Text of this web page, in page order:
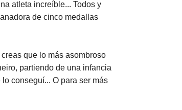
atleta increíble... Todos y
de cinco medallas
que lo más asombroso
partiendo de una infancia
conseguí... O para ser más